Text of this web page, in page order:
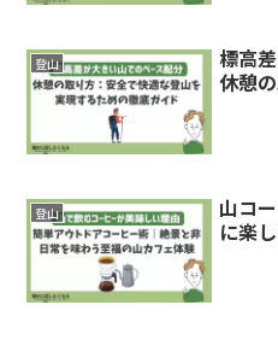
登山
標高
休憩
登山
山コ
に楽